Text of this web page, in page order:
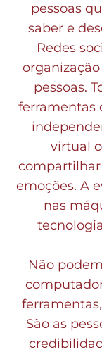
pessoas
saber e
Redes
pessoas.
ferramentas
virtual
compartilhar
emoções. A
nas
Não
São as